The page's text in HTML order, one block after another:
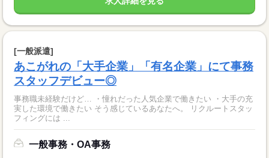
[一般派遣]
あこがれの「大手企業」「有名企業」にて事務
スタッフデビュー◎
事務職未経験だけど… ・憧れだった人気企業で働きたい ・大手の充
実した環境で働きたい そう感じているあなたへ。 リクルートスタッ
フィングには ...
一般事務・OA事務